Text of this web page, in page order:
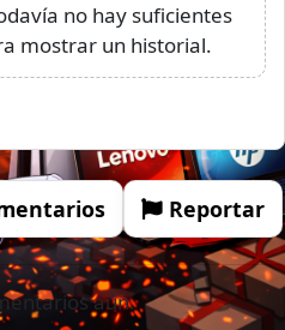
no hay suficientes
mostrar un historial.
Reportar
aún.